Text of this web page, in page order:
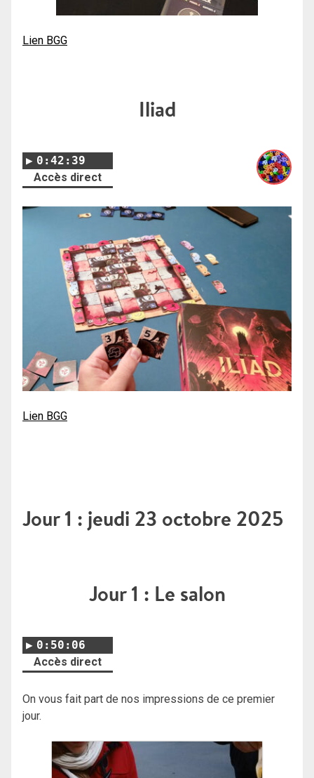
Lien BGG
Iliad
0:42:39
Accès direct
Lien BGG
Jour 1 : jeudi 23 octobre 2025
Jour 1 : Le salon
0:50:06
Accès direct
On vous fait part de nos impressions de ce premier
jour.